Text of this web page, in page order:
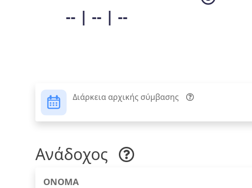
-- | -- | --
Διάρκεια αρχικής σύμβασης
Ανάδοχος
ΟΝΟΜΑ